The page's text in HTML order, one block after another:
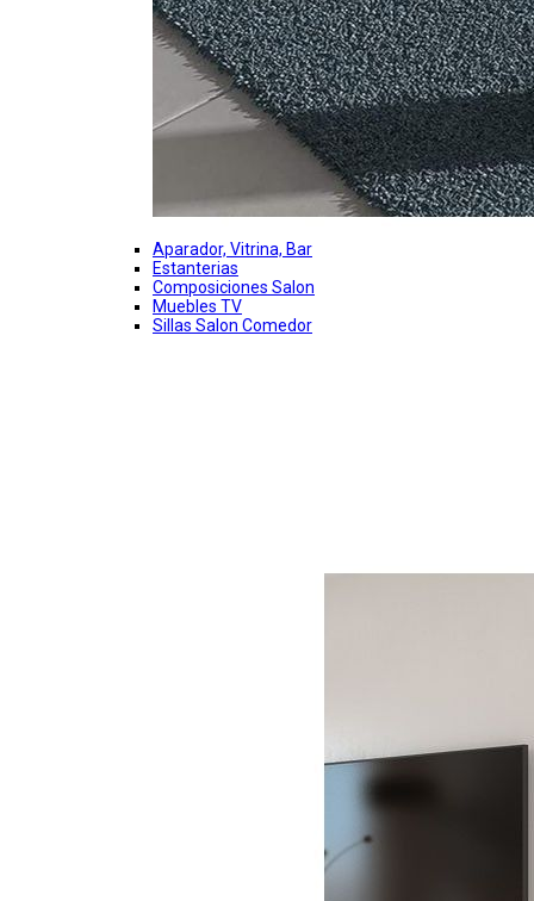
Aparador, Vitrina, Bar
Estanterias
Composiciones Salon
Muebles TV
Sillas Salon Comedor